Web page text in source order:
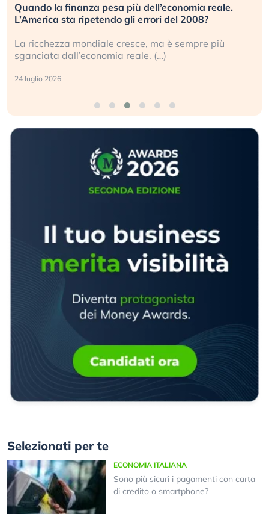
reale.
più
Russia e Cina pronti a spegnere Starlink.
investitori stanno sottovalutando il rischio?
Gli investitori tech continuano a ignorare il
geopolitico: il (…)
Selezionati per te
ECONOMIA ITALIANA
Sono più sicuri i pagamenti con carta
di credito o smartphone?